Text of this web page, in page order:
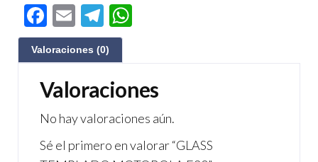
F
ac
e
b
o
o
k
E
m
ail
Te
le
gr
a
m
s
A
p
p
Valoraciones (0)
Valoraciones
No hay valoraciones aún.
Sé el primero en valorar “GLASS